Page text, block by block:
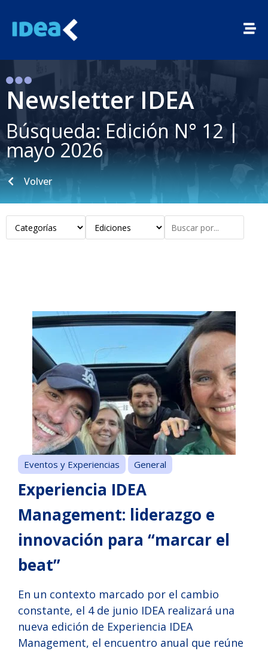
Newsletter IDEA
Búsqueda: Edición N° 12 |
mayo 2026
Volver
Eventos y Experiencias General
Experiencia IDEA
Management: liderazgo e
innovación para “marcar el
beat”
En un contexto marcado por el cambio
constante, el 4 de junio IDEA realizará una
nueva edición de Experiencia IDEA
Management, el encuentro anual que reúne